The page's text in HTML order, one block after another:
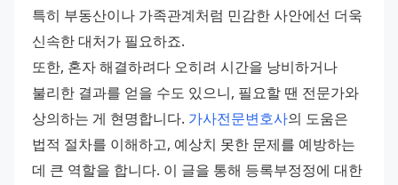
특히 부동산이나 가족관계처럼 민감한 사안에선 더욱
신속한 대처가 필요하죠.
또한, 혼자 해결하려다 오히려 시간을 낭비하거나
불리한 결과를 얻을 수도 있으니, 필요할 땐 전문가와
상의하는 게 현명합니다. 가사전문변호사의 도움은
법적 절차를 이해하고, 예상치 못한 문제를 예방하는
데 큰 역할을 합니다. 이 글을 통해 등록부정정에 대한